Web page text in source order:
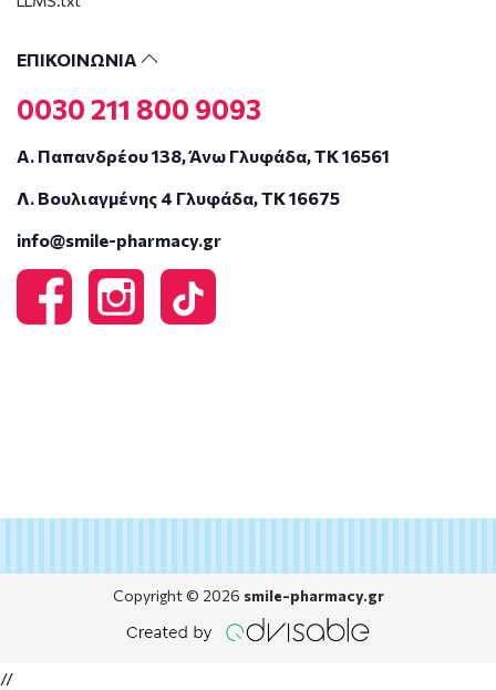
ΕΠΙΚΟΙΝΩΝΙΑ
0030 211 800 9093
Α. Παπανδρέου 138, Άνω Γλυφάδα, ΤΚ 16561
Λ. Βουλιαγμένης 4 Γλυφάδα, ΤΚ 16675
info@smile-pharmacy.gr
Copyright © 2026 smile-pharmacy.gr
//